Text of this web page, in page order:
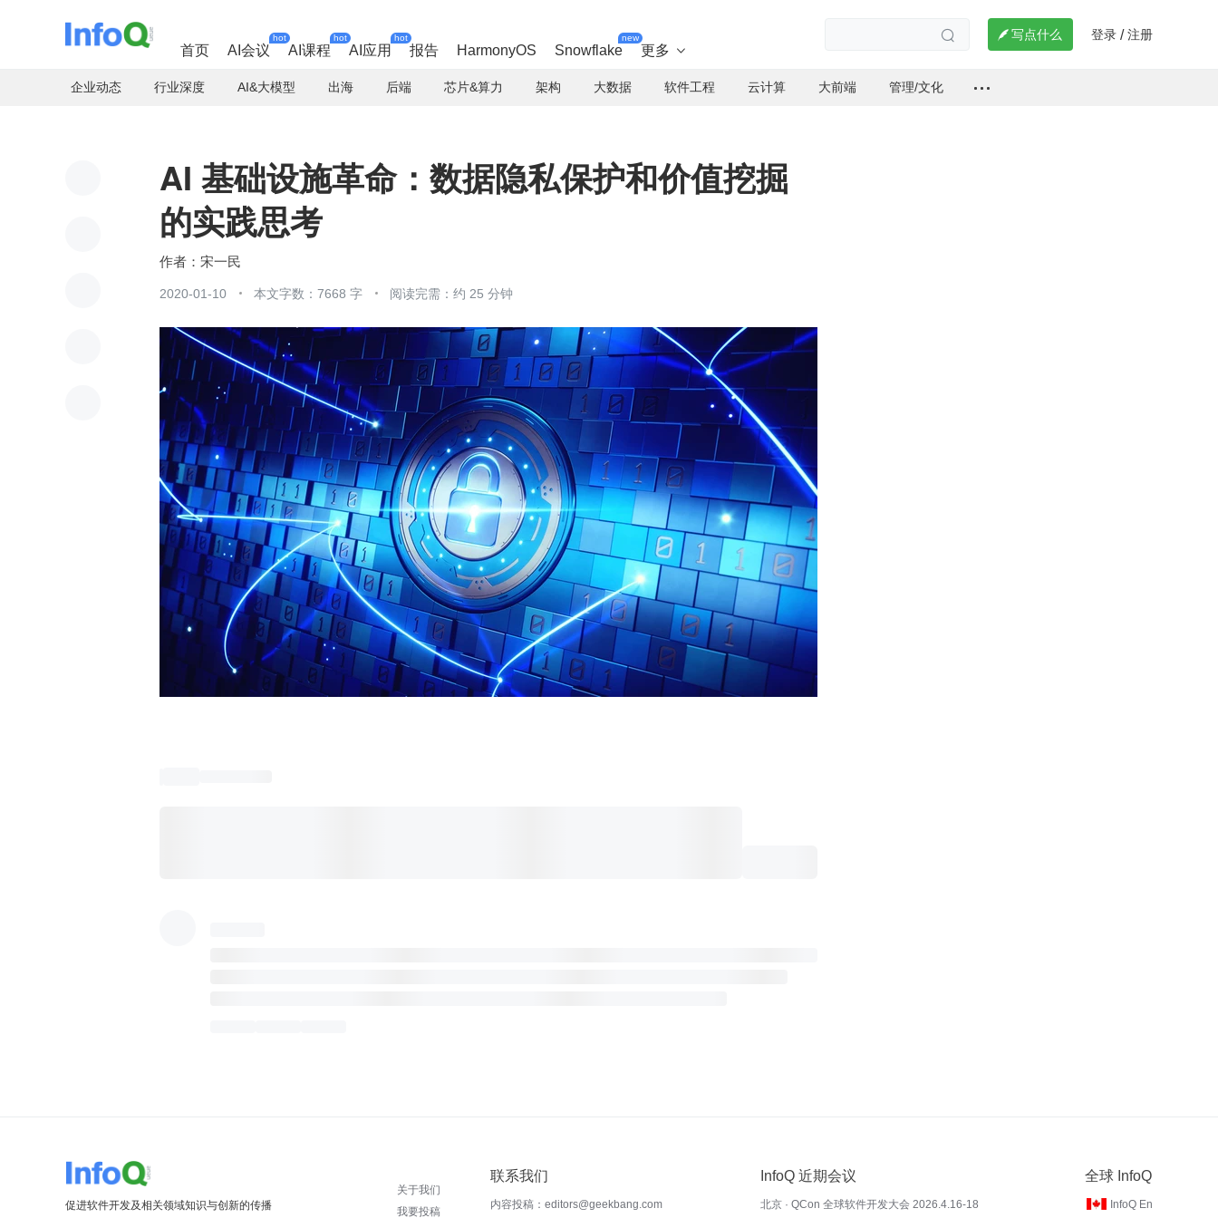
首页 AI会议
hot
AI课程
hot
AI应用
hot
报告 HarmonyOS Snowflake
new
更多 
  写点什么 登录 / 注册
企业动态 行业深度 AI&大模型 出海 后端 芯片&算力 架构 大数据 软件工程 云计算 大前端 管理/文化
AI 基础设施革命：数据隐私保护和价值挖掘
的实践思考
宋一民
2020-01-10 本文字数：7668 字 阅读完需：约 25 分钟
促进软件开发及相关领域知识与创新的传播
关于我们
我要投稿
联系我们
内容投稿：editors@geekbang.com
InfoQ 近期会议
北京 · QCon 全球软件开发大会 2026.4.16-18
全球 InfoQ
InfoQ En